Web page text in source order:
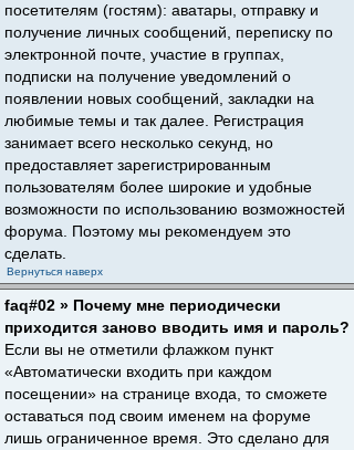
посетителям (гостям): аватары, отправку и
получение личных сообщений, переписку по
электронной почте, участие в группах,
подписки на получение уведомлений о
появлении новых сообщений, закладки на
любимые темы и так далее. Регистрация
занимает всего несколько секунд, но
предоставляет зарегистрированным
пользователям более широкие и удобные
возможности по использованию возможностей
форума. Поэтому мы рекомендуем это
сделать.
Вернуться наверх
faq#02 » Почему мне периодически
приходится заново вводить имя и пароль?
Если вы не отметили флажком пункт
«Автоматически входить при каждом
посещении» на странице входа, то сможете
оставаться под своим именем на форуме
лишь ограниченное время. Это сделано для